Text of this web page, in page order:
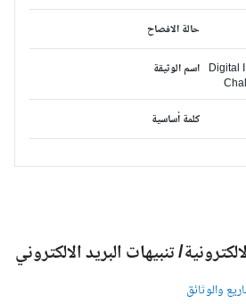
حالة الافصاح
اسم الوثيقة
كلمة أساسية
تنبيهات البريد الالكتروني